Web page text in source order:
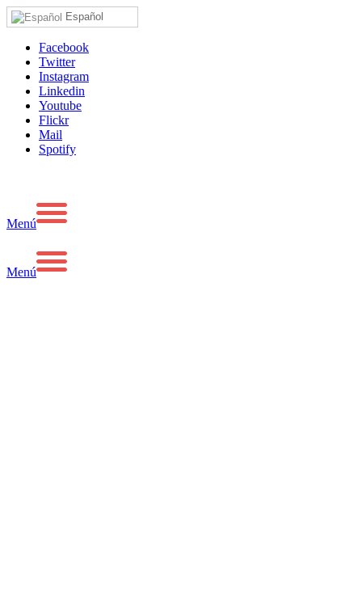
Español
Facebook
Twitter
Instagram
Linkedin
Youtube
Flickr
Mail
Spotify
Menú
Menú